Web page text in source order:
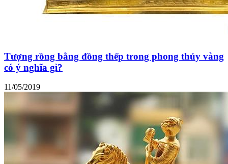
Tượng rồng bằng đồng thếp trong phong thủy vàng
có ý nghĩa gì?
11/05/2019